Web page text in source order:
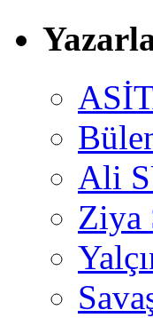
Ali
Ziya